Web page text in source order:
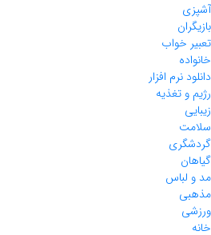
خواب
نرم افزار
تغذیه